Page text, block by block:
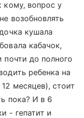
кому, вопрос у
возобновлять
кушала
кабачок,
почти до полного
ребенка на
месяцев), стоит
пока? И в 6
- гепатит и